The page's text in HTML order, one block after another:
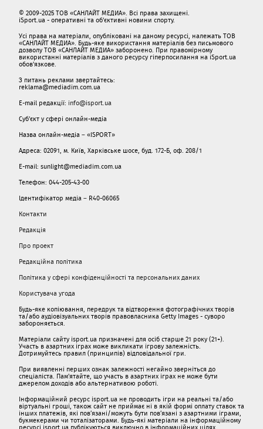
© 2009-2025 ТОВ «САНЛАЙТ МЕДИА». Всі права захищені.
iSport.ua - оперативні та об'єктивні новини спорту.
Усі права на матеріали, опубліковані на даному ресурсі, належать ТОВ
«САНЛАЙТ МЕДИА». Будь-яке використання матеріалів без письмового
дозволу ТОВ «САНЛАЙТ МЕДИА» заборонено. При правомірному
використанні матеріалів з даного ресурсу гіперпосилання на iSport.ua
обов'язкове.
З питань реклами звертайтесь:
reklama@mediadim.com.ua
E-mail редакції: info@isport.ua
Суб'єкт у сфері онлайн-медіа
Назва онлайн-медіа – «ISPORT»
Адреса: 02091, м. Київ, Харківське шосе, буд. 172-Б, оф. 208/1
E-mail: sunlight@mediadim.com.ua
Телефон: 044-205-43-00
Ідентифікатор медіа – R40-06065
Контакти
Редакція
Про проект
Редакційна політика
Політика у сфері конфіденційності та персональних даних
Користувача угода
Будь-яке копіювання, передрук та відтворення фотографічних творів
та/або аудіовізуальних творів правовласника Getty Images - суворо
забороняється.
Матеріали сайту isport.ua призначені для осіб старше 21 року (21+).
Участь в азартних іграх може викликати ігрову залежність.
Дотримуйтесь правил (принципів) відповідальної гри.
При виявленні перших ознак залежності негайно зверніться до
спеціаліста. Пам'ятайте, що участь в азартних іграх не може бути
джерелом доходів або альтернативою роботі.
Інформаційний ресурс isport.ua не проводить ігри на реальні та/або
віртуальні гроші, також сайт не приймає ні в якій формі оплату ставок та
інших платежів, які пов’язані/можуть бути пов’язані з азартними іграми,
букмекерами чи тоталізаторами. Будь-які матеріали на інформаційному